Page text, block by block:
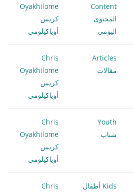
Content
المحتوى
اليومي
Oyakhilome
كريس
أوياكيلومي
Articles
مقالات
Chris
Oyakhilome
كريس
أوياكيلومي
Youth
شباب
Chris
Oyakhilome
كريس
أوياكيلومي
Kids أطفال
Chris